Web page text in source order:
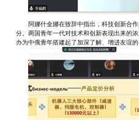
阿娜什金娜在致辞中指出，科技创新合
分。两国青年一代对技术和创新表现出来的
办为中俄青年搭建起了加深了解、增进友谊的